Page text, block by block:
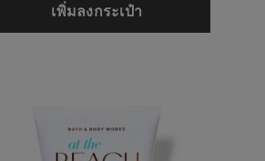
เพิ่มลงกระเป๋า